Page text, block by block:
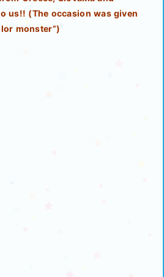
us!! (The occasion was given
monster”)